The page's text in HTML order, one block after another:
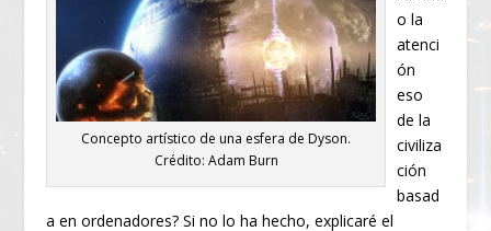
Concepto artístico de una esfera de Dyson.
Crédito: Adam Burn
o la
atenci
ón
eso
de la
civiliza
ción
basad
a en ordenadores? Si no lo ha hecho, explicaré el